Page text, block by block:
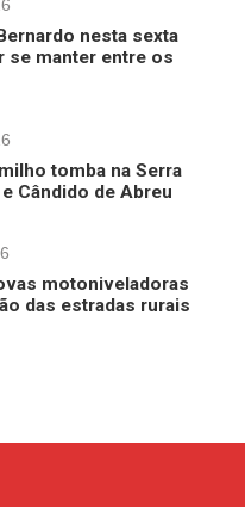
nesta sexta
se manter entre os
tomba na Serra
Cândido de Abreu
motoniveladoras
das estradas rurais